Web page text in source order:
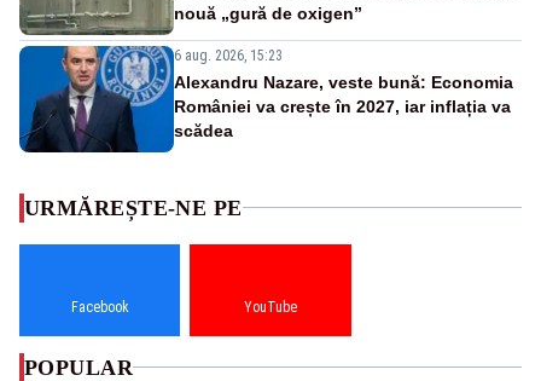
nouă „gură de oxigen”
6 aug. 2026, 15:23
Alexandru Nazare, veste bună: Economia
României va crește în 2027, iar inflația va
scădea
URMĂREȘTE-NE PE
Facebook YouTube
POPULAR